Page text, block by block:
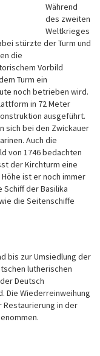
Während
des zweiten
Weltkrieges
stürzte der Turm und
die
Vorbild
Turm ein
noch betrieben wird.
in 72 Meter
ausgeführt.
sich bei den Zwickauer
Auch die
von 1746 bedachten
der Kirchturm eine
ist er noch immer
der Basilika
die Seitenschiffe
bis zur Umsiedlung der
lutherischen
Deutsch
Die Wiederreinweihung
Restaurierung in der